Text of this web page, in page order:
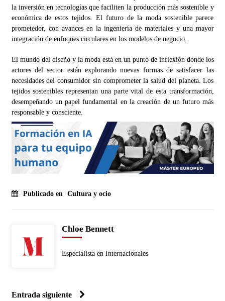
la inversión en tecnologías que faciliten la producción más sostenible y
económica de estos tejidos. El futuro de la moda sostenible parece
prometedor, con avances en la ingeniería de materiales y una mayor
integración de enfoques circulares en los modelos de negocio.
El mundo del diseño y la moda está en un punto de inflexión donde los
actores del sector están explorando nuevas formas de satisfacer las
necesidades del consumidor sin comprometer la salud del planeta. Los
tejidos sostenibles representan una parte vital de esta transformación,
desempeñando un papel fundamental en la creación de un futuro más
responsable y consciente.
Publicado en Cultura y ocio
Chloe Bennett
Especialista en Internacionales
Entrada siguiente